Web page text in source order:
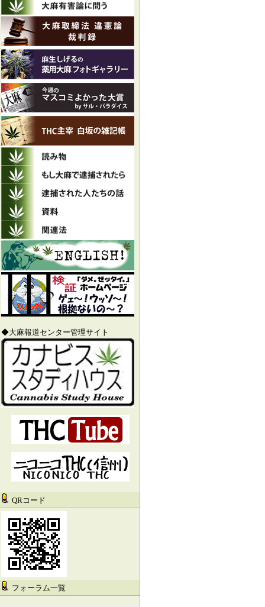
◆大麻報道センター管理サイト
QRコード
フォーラム一覧